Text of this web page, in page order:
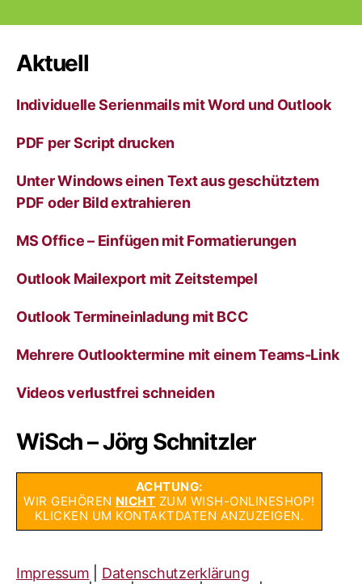
t
r
n
v
Aktuell
Individuelle Serienmails mit Word und Outlook
PDF per Script drucken
Unter Windows einen Text aus geschütztem
PDF oder Bild extrahieren
MS Office – Einfügen mit Formatierungen
Outlook Mailexport mit Zeitstempel
Outlook Termineinladung mit BCC
Mehrere Outlooktermine mit einem Teams-Link
Videos verlustfrei schneiden
WiSch – Jörg Schnitzler
ACHTUNG:
WIR GEHÖREN NICHT ZUM WISH-ONLINESHOP!
KLICKEN UM KONTAKTDATEN ANZUZEIGEN.
Impressum
Datenschutzerklärung